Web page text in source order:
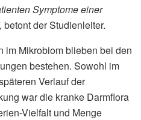
Symptome einer
, betont der Studienleiter.
im Mikrobiom blieben bei den
bestehen. Sowohl im
Verlauf der
war die kranke Darmflora
Vielfalt und Menge